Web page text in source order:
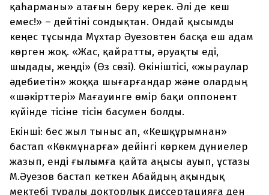
қаһарманы» атағын беру керек. Әлі де кеш
емес!» – дейтіні сондықтан. Ондай қысымды
кеңес тұсында Мұхтар Әуезовтен басқа еш адам
көрген жоқ. «Жас, қайратты, әруақты еді,
шыдады, жеңді» (Өз сөзі). Өкініштісі, «жыраулар
әдебиетін» жоққа шығарғандар және олардың
«шәкірттері» Мағауинге өмір бақи оппонент
күйінде тісіне тісін басумен болды.
Екінші: бес жыл тыныс ап, «Кешқұрымнан»
бастап «Көкмұнарға» дейінгі көркем дүниелер
жазып, енді ғылымға қайта аңысы ауып, ұстазы
М.Әуезов бастап кеткен Абайдың ақындық
мектебі туралы докторлық диссертацияға ден